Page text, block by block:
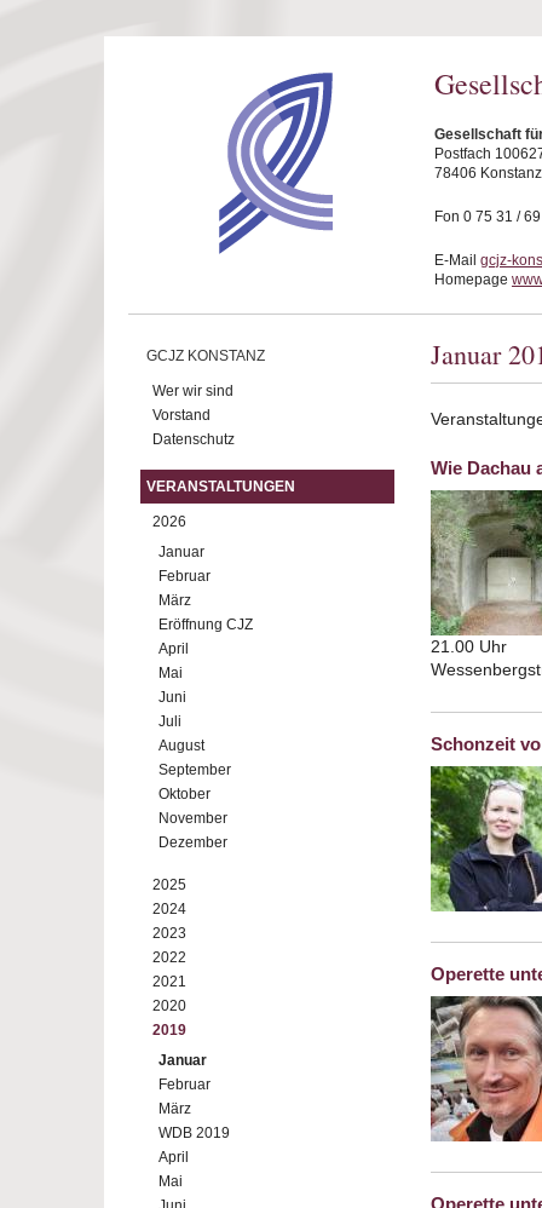
Gesellschaft
Postfach
78406 Konstanz
Fon 0 75 31 /
E-Mail gcjz-
Homepage
GCJZ KONSTANZ
Wer wir sind
Vorstand
Datenschutz
VERANSTALTUNGEN
2026
Januar
Februar
März
Eröffnung CJZ
April
Mai
Juni
Juli
August
September
Oktober
November
Dezember
2025
2024
2023
2022
2021
2020
2019
Januar
Februar
März
WDB 2019
April
Mai
Januar
Wie Dachau
21.00 Uhr
Schonzeit
Operette
Operette